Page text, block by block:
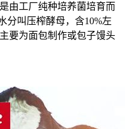
由工厂纯种培养菌培育而
分叫压榨酵母，含10%左
要为面包制作或包子馒头